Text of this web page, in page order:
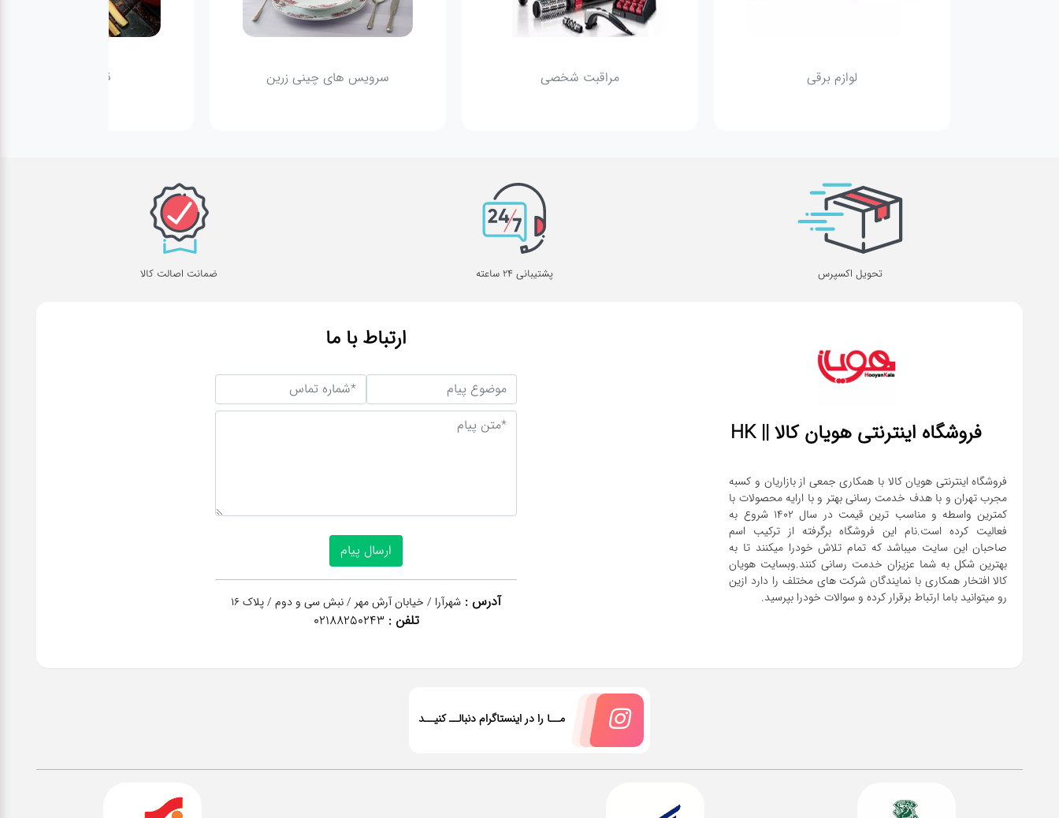
لوازم برقی مراقبت شخصی سرویس های چینی زرین قاشق و چنگال
تحویل اکسپرس پشتیبانی 24 ساعته ضمانت اصالت کالا
فروشگاه اینترنتی هویان کالا || HK
فروشگاه اینترنتی هویان کالا با همکاری جمعی از بازاریان و کسبه
مجرب تهران و با هدف خدمت رسانی بهتر و با ارایه محصولات با
کمترین واسطه و مناسب ترین قیمت در سال 1402 شروع به
فعالیت کرده است.نام این فروشگاه برگرفته از ترکیب اسم
صاحبان این سایت میباشد که تمام تلاش خودرا میکنند تا به
بهترین شکل به شما عزیزان خدمت رسانی کنند.وبسایت هویان
کالا افتخار همکاری با نمایندگان شرکت های مختلف را دارد ازین
رو میتوانید باما ارتباط برقرار کرده و سوالات خودرا بپرسید.
ارتباط با ما
آدرس : شهرآرا / خیابان آرش مهر / نبش سی و دوم / پلاک 16
تلفن : 02188250243
مــا را در اینستاگرام دنبالــ کنیــد